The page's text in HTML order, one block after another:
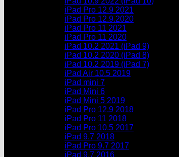
iPad Pro 12.9 2021
iPad Pro 12.9.2020
iPad Pro 11 2021
iPad Pro 11 2020
iPad 10.2 2021 (iPad 9)
iPad 10.2 2020 (iPad 8)
iPad 10.2 2019 (iPad 7)
iPad Air 10.5 2019
iPad mini 7
iPad Mini 6
iPad Mini 5 2019
iPad Pro 12.9 2018
iPad Pro 11 2018
iPad Pro 10.5 2017
iPad 9.7 2018
iPad Pro 9.7 2017
iPad 9.7 2016